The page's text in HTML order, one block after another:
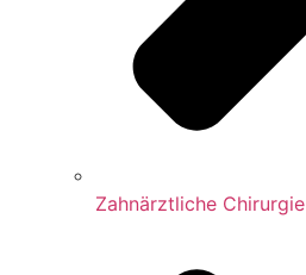
Zahnärztliche Chirurgie